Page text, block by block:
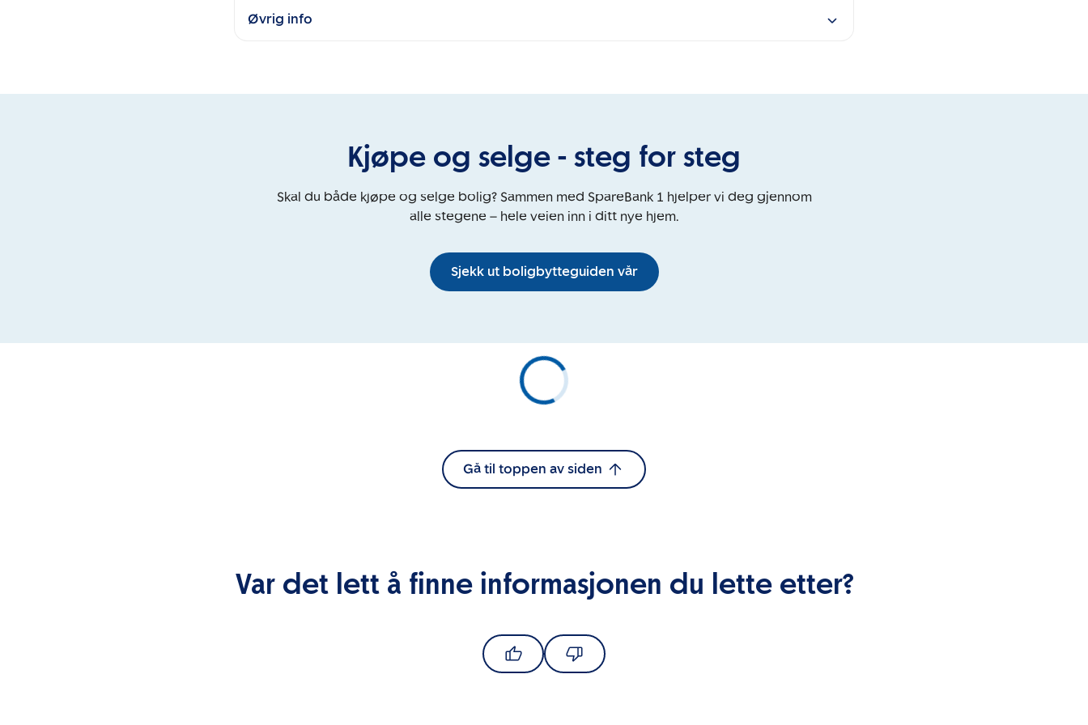
Øvrig info
Kjøpe og selge - steg for steg
Skal du både kjøpe og selge bolig? Sammen med SpareBank 1 hjelper vi deg gjennom
alle stegene – hele veien inn i ditt nye hjem.
Sjekk ut boligbytteguiden vår
Gå til toppen av siden
Var det lett å finne informasjonen du lette etter?